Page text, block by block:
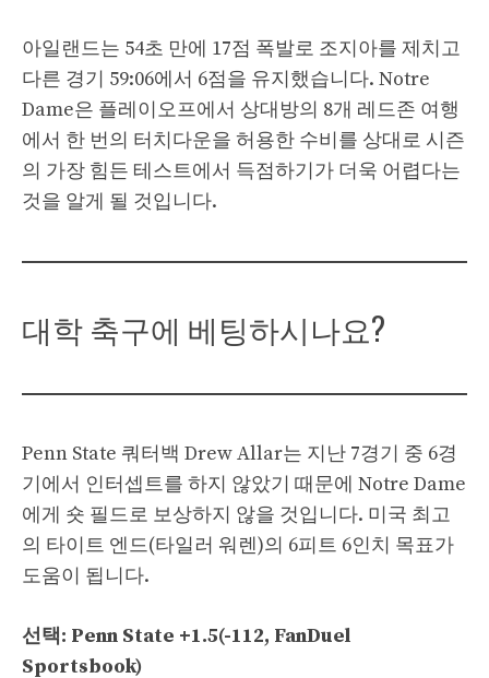
아일랜드는 54초 만에 17점 폭발로 조지아를 제치고
다른 경기 59:06에서 6점을 유지했습니다. Notre
Dame은 플레이오프에서 상대방의 8개 레드존 여행
에서 한 번의 터치다운을 허용한 수비를 상대로 시즌
의 가장 힘든 테스트에서 득점하기가 더욱 어렵다는
것을 알게 될 것입니다.
대학 축구에 베팅하시나요?
Penn State 쿼터백 Drew Allar는 지난 7경기 중 6경
기에서 인터셉트를 하지 않았기 때문에 Notre Dame
에게 숏 필드로 보상하지 않을 것입니다. 미국 최고
의 타이트 엔드(타일러 워렌)의 6피트 6인치 목표가
도움이 됩니다.
선택: Penn State +1.5(-112, FanDuel
Sportsbook)